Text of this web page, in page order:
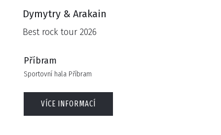
Dymytry & Arakain
Best rock tour 2026
Příbram
Sportovní hala Příbram
VÍCE INFORMACÍ